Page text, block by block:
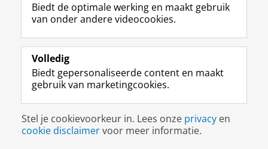
e
b
o
p
a
i
n
a
k
e
I
-
p
g
i
n
-
f
e
R
k
s
u
t
r
m
c
c
o
T
e
k
a
a
Studiekiezers
Alumni
Over ons
Disclaimer & Copyright
Inloggen
Biedt de optimale werking en maakt gebruik
van onder andere videocookies.
Volledig
Biedt gepersonaliseerde content en maakt
gebruik van marketingcookies.
Stel je cookievoorkeur in. Lees onze privacy en
cookie disclaimervoor meer informatie.